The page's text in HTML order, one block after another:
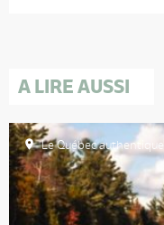
A LIRE AUSSI
Le Québec authentique